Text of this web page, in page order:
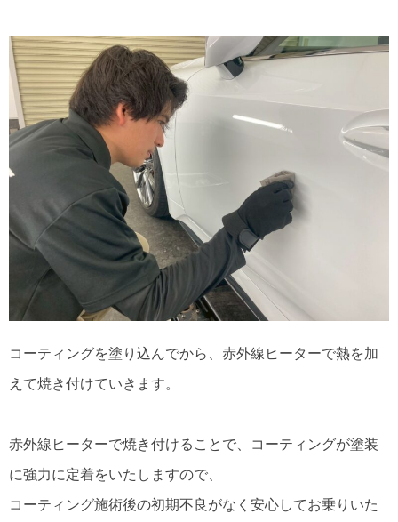
コーティングを塗り込んでから、赤外線ヒーターで熱を加
えて焼き付けていきます。
赤外線ヒーターで焼き付けることで、コーティングが塗装
に強力に定着をいたしますので、
コーティング施術後の初期不良がなく安心してお乗りいた